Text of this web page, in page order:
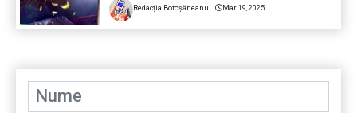
Redacția Botoșăneanul Mar 19, 2025